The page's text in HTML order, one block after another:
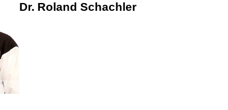
Dr. Roland Schachler